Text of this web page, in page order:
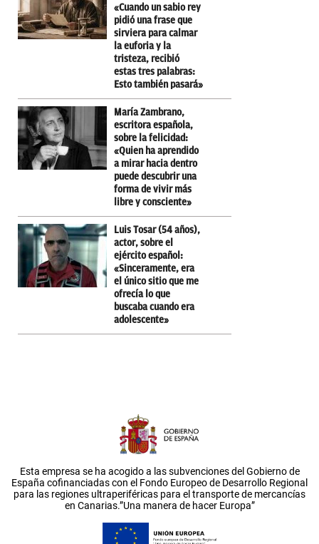
«Cuando un sabio rey
pidió una frase que
sirviera para calmar
la euforia y la
tristeza, recibió
estas tres palabras:
Esto también pasará»
María Zambrano,
escritora española,
sobre la felicidad:
«Quien ha aprendido
a mirar hacia dentro
puede descubrir una
forma de vivir más
libre y consciente»
Luis Tosar (54 años),
actor, sobre el
ejército español:
«Sinceramente, era
el único sitio que me
ofrecía lo que
buscaba cuando era
adolescente»
Esta empresa se ha acogido a las subvenciones del Gobierno de
España cofinanciadas con el Fondo Europeo de Desarrollo Regional
para las regiones ultraperiféricas para el transporte de mercancías
en Canarias.”Una manera de hacer Europa”